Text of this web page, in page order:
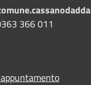
366 011